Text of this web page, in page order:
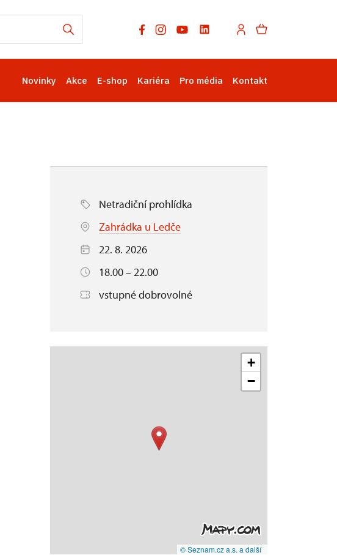
Novinky Akce E-shop Kariéra Pro média Kontakt
Netradiční prohlídka
Zahrádka u Ledče
22. 8. 2026
18.00 – 22.00
vstupné dobrovolné
+
−
© Seznam.cz a.s. a další